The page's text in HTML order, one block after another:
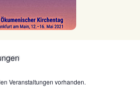
Veranstaltungen vorhanden.